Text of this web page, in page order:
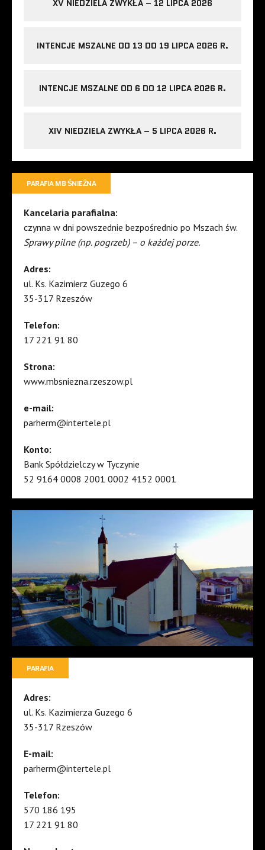
XV NIEDZIELA ZWYKŁA – 12 LIPCA 2026
INTENCJE MSZALNE OD 13 DO 19 LIPCA 2026 R.
INTENCJE MSZALNE OD 6 DO 12 LIPCA 2026 R.
XIV NIEDZIELA ZWYKŁA – 5 LIPCA 2026 R.
PARAFIA MB ŚNIEŻNA
Kancelaria parafialna:
czynna w dni powszednie bezpośrednio po Mszach św.
Sprawy pilne (np. pogrzeb) – o każdej porze.
Adres:
ul. Ks. Kazimierz Guzego 6
35-317 Rzeszów
Telefon:
17 221 91 80
Strona:
www.mbsniezna.rzeszow.pl
e-mail:
parherm@intertele.pl
Konto:
Bank Spółdzielczy w Tyczynie
52 9164 0008 2001 0002 4152 0001
PARAFIA
Adres:
ul. Ks. Kazimierza Guzego 6
35-317 Rzeszów
E-mail:
parherm@intertele.pl
Telefon:
570 186 195
17 221 91 80